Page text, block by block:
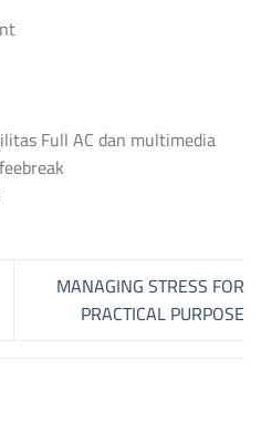
Full AC dan multimedia
MANAGING STRESS FOR
PRACTICAL PURPOSE